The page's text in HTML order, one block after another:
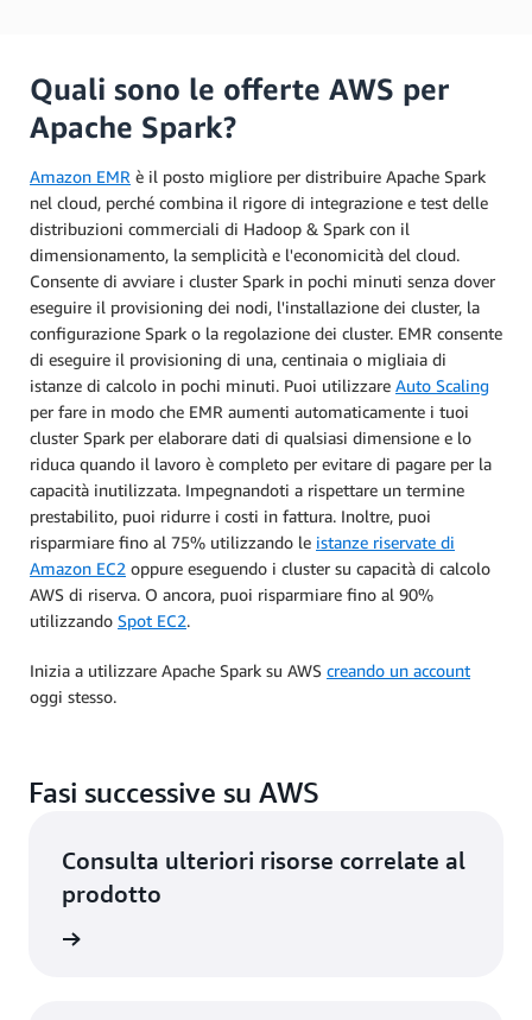
Quali sono le offerte AWS per
Apache Spark?
Amazon EMR è il posto migliore per distribuire Apache Spark
nel cloud, perché combina il rigore di integrazione e test delle
distribuzioni commerciali di Hadoop & Spark con il
dimensionamento, la semplicità e l'economicità del cloud.
Consente di avviare i cluster Spark in pochi minuti senza dover
eseguire il provisioning dei nodi, l'installazione dei cluster, la
configurazione Spark o la regolazione dei cluster. EMR consente
di eseguire il provisioning di una, centinaia o migliaia di
istanze di calcolo in pochi minuti. Puoi utilizzare Auto Scaling
per fare in modo che EMR aumenti automaticamente i tuoi
cluster Spark per elaborare dati di qualsiasi dimensione e lo
riduca quando il lavoro è completo per evitare di pagare per la
capacità inutilizzata. Impegnandoti a rispettare un termine
prestabilito, puoi ridurre i costi in fattura. Inoltre, puoi
risparmiare fino al 75% utilizzando le istanze riservate di
Amazon EC2 oppure eseguendo i cluster su capacità di calcolo
AWS di riserva. O ancora, puoi risparmiare fino al 90%
utilizzando Spot EC2.
Inizia a utilizzare Apache Spark su AWS creando un account
oggi stesso.
Fasi successive su AWS
Consulta ulteriori risorse correlate al
prodotto